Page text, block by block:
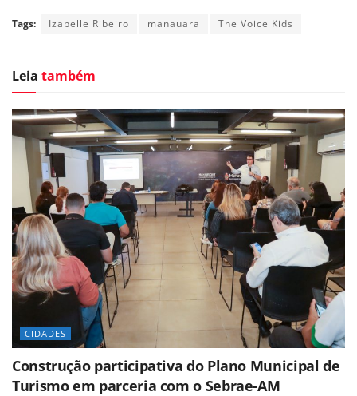
Tags: Izabelle Ribeiro manauara The Voice Kids
Leia também
CIDADES
Construção participativa do Plano Municipal de
Turismo em parceria com o Sebrae-AM